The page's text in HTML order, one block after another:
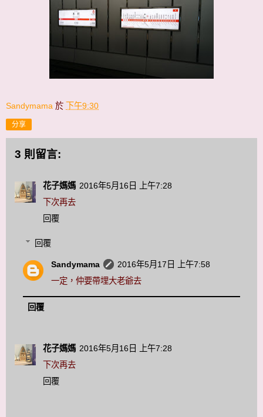
Sandymama 於 下午9:30
分享
3 則留言:
花子媽媽 2016年5月16日 上午7:28
下次再去
回覆
回覆
Sandymama
2016年5月17日 上午7:58
一定，仲要帶埋大老爺去
回覆
花子媽媽 2016年5月16日 上午7:28
下次再去
回覆